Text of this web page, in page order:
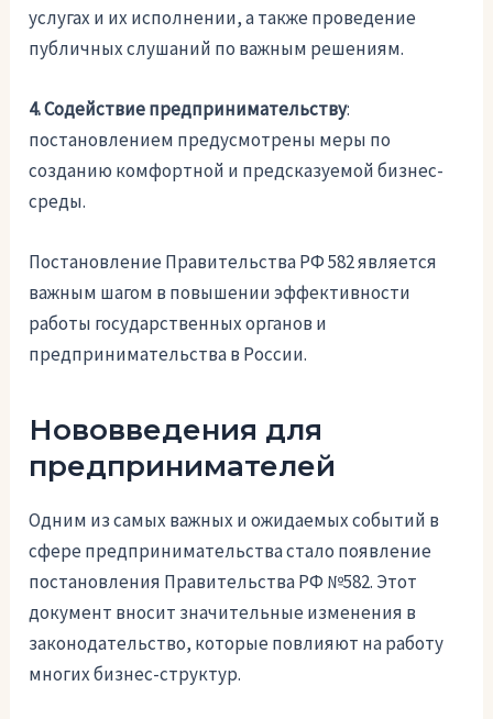
услугах и их исполнении, а также проведение
публичных слушаний по важным решениям.
4. Содействие предпринимательству:
постановлением предусмотрены меры по
созданию комфортной и предсказуемой бизнес-
среды.
Постановление Правительства РФ 582 является
важным шагом в повышении эффективности
работы государственных органов и
предпринимательства в России.
Нововведения для
предпринимателей
Одним из самых важных и ожидаемых событий в
сфере предпринимательства стало появление
постановления Правительства РФ №582. Этот
документ вносит значительные изменения в
законодательство, которые повлияют на работу
многих бизнес-структур.